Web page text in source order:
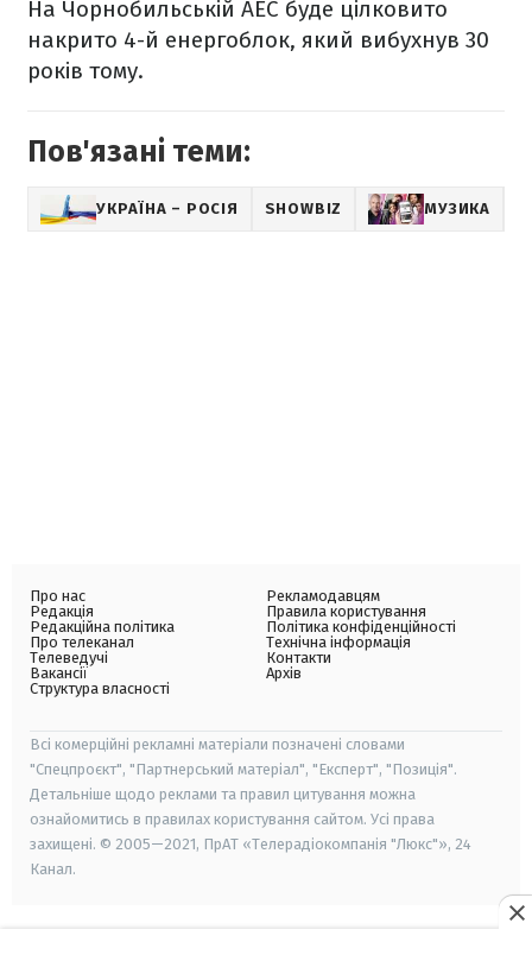
На Чорнобильській АЕС буде цілковито
накрито 4-й енергоблок, який вибухнув 30
років тому.
Пов'язані теми:
УКРАЇНА – РОСІЯ SHOWBIZ МУЗИКА
Про нас
Редакція
Редакційна політика
Про телеканал
Телеведучі
Вакансії
Структура власності
Рекламодавцям
Правила користування
Політика конфіденційності
Технічна інформація
Контакти
Архів
Всі комерційні рекламні матеріали позначені словами
"Спецпроєкт", "Партнерський матеріал", "Експерт", "Позиція".
Детальніше щодо реклами та правил цитування можна
ознайомитись в правилах користування сайтом. Усі права
захищені. © 2005—2021, ПрАТ «Телерадіокомпанія "Люкс"», 24
Канал.